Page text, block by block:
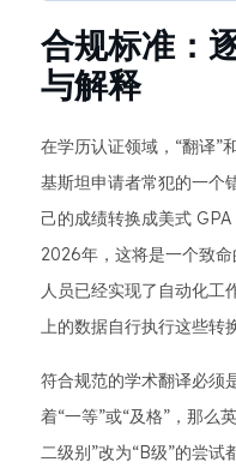
合规标准：
与解释
在学历认证领域，“翻译”
基斯坦申请者常犯的一个
己的成绩转换成美式
2026年，这将是一个致
人员已经实现了自动化工
上的数据自行执行这些转换
符合规范的学术翻译必须
着“一等”或“及格”，那么
二级别”改为“B级”的尝试